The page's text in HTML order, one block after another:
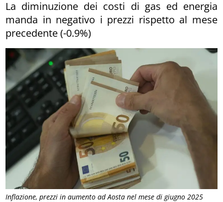
Inflazione, prezzi in aumento ad Aosta nel mese di giugno 2025
La diminuzione dei costi di gas ed energia
manda in negativo i prezzi rispetto al mese
precedente (-0.9%)